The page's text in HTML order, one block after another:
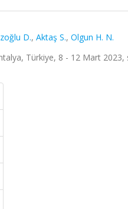
D., Aktaş S., Olgun H. N.
Türkiye, 8 - 12 Mart 2023,